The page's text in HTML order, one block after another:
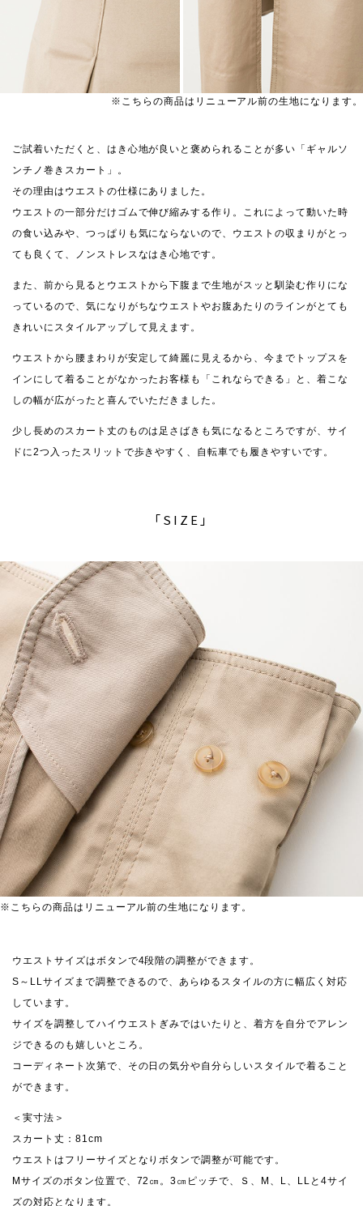
※こちらの商品はリニューアル前の生地になります。
ご試着いただくと、はき心地が良いと褒められることが多い「ギャルソ
ンチノ巻きスカート」。
その理由はウエストの仕様にありました。
ウエストの一部分だけゴムで伸び縮みする作り。これによって動いた時
の食い込みや、つっぱりも気にならないので、ウエストの収まりがとっ
ても良くて、ノンストレスなはき心地です。
また、前から見るとウエストから下腹まで生地がスッと馴染む作りにな
っているので、気になりがちなウエストやお腹あたりのラインがとても
きれいにスタイルアップして見えます。
ウエストから腰まわりが安定して綺麗に見えるから、今までトップスを
インにして着ることがなかったお客様も「これならできる」と、着こな
しの幅が広がったと喜んでいただきました。
少し長めのスカート丈のものは足さばきも気になるところですが、サイ
ドに2つ入ったスリットで歩きやすく、自転車でも履きやすいです。
「SIZE」
※こちらの商品はリニューアル前の生地になります。
ウエストサイズはボタンで4段階の調整ができます。
S～LLサイズまで調整できるので、あらゆるスタイルの方に幅広く対応
しています。
サイズを調整してハイウエストぎみではいたりと、着方を自分でアレン
ジできるのも嬉しいところ。
コーディネート次第で、その日の気分や自分らしいスタイルで着ること
ができます。
＜実寸法＞
スカート丈：81cm
ウエストはフリーサイズとなりボタンで調整が可能です。
Mサイズのボタン位置で、72㎝。3㎝ピッチで、Ｓ、M、L、LLと4サイ
ズの対応となります。